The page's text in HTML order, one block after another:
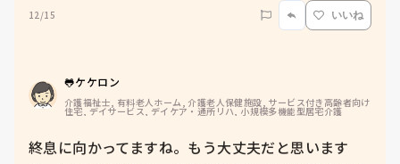
12/15 いいね
🐸ケケロン
介護福祉士, 有料老人ホーム, 介護老人保健施設, サービス付き高齢者向け
住宅, デイサービス, デイケア・通所リハ, 小規模多機能型居宅介護
終息に向かってますね。もう大丈夫だと思います